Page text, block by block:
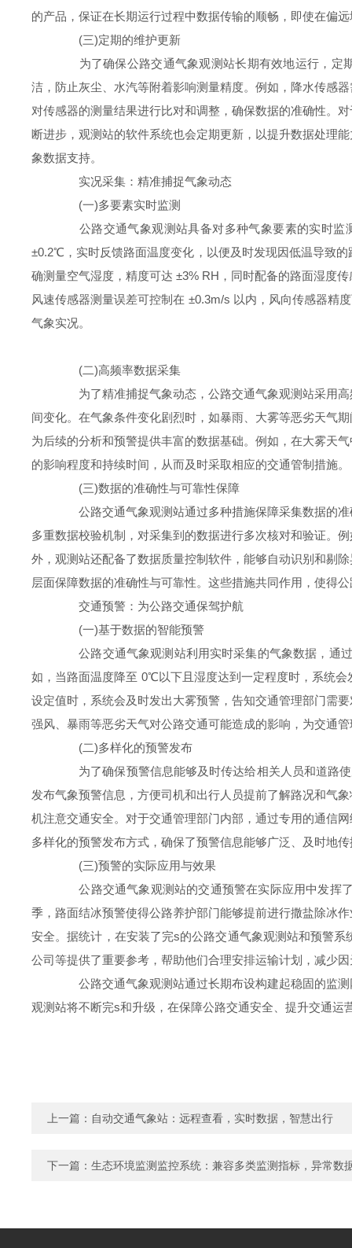
的产品，保证在长期运行过程中数据传输的顺畅，即使在偏
(三)定期的维护更新
为了确保公路交通气象观测站长期有效地运行，定
洁，防止灰尘、水汽等附着影响测量精度。例如，降水传感
对传感器的测量结果进行比对和调整，确保数据的准确性。
断进步，观测站的软件系统也会定期更新，以提升数据处理
象数据支持。
实况采集：精准捕捉气象动态
(一)多要素实时监测
公路交通气象观测站具备对多种气象要素的实时监
±0.2℃，实时反馈路面温度变化，以便及时发现因低温导致
确测量空气湿度，精度可达 ±3% RH，同时配备的路面湿度
风速传感器测量误差可控制在 ±0.3m/s 以内，风向传感器精
气象实况。
(二)高频率数据采集
为了精准捕捉气象动态，公路交通气象观测站采用高
间变化。在气象条件变化剧烈时，如暴雨、大雾等恶劣天气
为后续的分析和预警提供丰富的数据基础。例如，在大雾天
的影响程度和持续时间，从而及时采取相应的交通管制措施。
(三)数据的准确性与可靠性保障
公路交通气象观测站通过多种措施保障采集数据的准
多重数据校验机制，对采集到的数据进行多次核对和验证。
外，观测站还配备了数据质量控制软件，能够自动识别和剔
层面保障数据的准确性与可靠性。这些措施共同作用，使得
交通预警：为公路交通保驾护航
(一)基于数据的智能预警
公路交通气象观测站利用实时采集的气象数据，通过
如，当路面温度降至 0℃以下且湿度达到一定程度时，系统
设定值时，系统会及时发出大雾预警，告知交通管理部门需
强风、暴雨等恶劣天气对公路交通可能造成的影响，为交通
(二)多样化的预警发布
为了确保预警信息能够及时传达给相关人员和道路使
发布气象预警信息，方便司机和出行人员提前了解路况和气
机注意交通安全。对于交通管理部门内部，通过专用的通信
多样化的预警发布方式，确保了预警信息能够广泛、及时地
(三)预警的实际应用与效果
公路交通气象观测站的交通预警在实际应用中发挥了
季，路面结冰预警使得公路养护部门能够提前进行撒盐除冰
安全。据统计，在安装了完s的公路交通气象观测站和预警
公司等提供了重要参考，帮助他们合理安排运输计划，减少
公路交通气象观测站通过长期布设构建起稳固的监测
观测站将不断完s和升级，在保障公路交通安全、提升交通
上一篇： 自动交通气象站：远程查看，实时数据，智慧出行
下一篇： 生态环境监测监控系统：兼容多类监测指标，异常数